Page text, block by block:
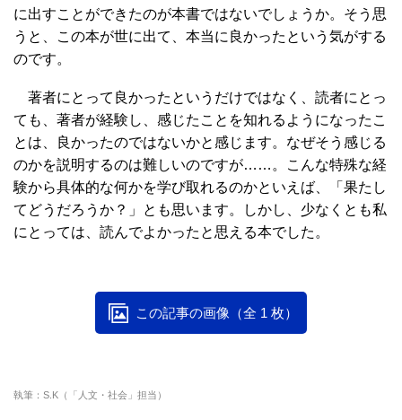
に出すことができたのが本書ではないでしょうか。そう思
うと、この本が世に出て、本当に良かったという気がする
のです。
著者にとって良かったというだけではなく、読者にとっ
ても、著者が経験し、感じたことを知れるようになったこ
とは、良かったのではないかと感じます。なぜそう感じる
のかを説明するのは難しいのですが……。こんな特殊な経
験から具体的な何かを学び取れるのかといえば、「果たし
てどうだろうか？」とも思います。しかし、少なくとも私
にとっては、読んでよかったと思える本でした。
この記事の画像（全 1 枚）
執筆：S.K（「人文・社会」担当）